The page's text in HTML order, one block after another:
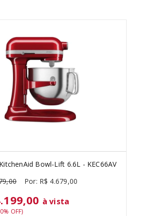
Bowl-Lift 6.6L - KEC66AV
,00 R$ 4.679,00
à vista
% OFF)